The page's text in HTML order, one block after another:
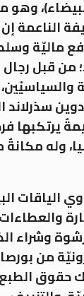
الناعمة
ماليّة
من قبل
“جريمةٌ
وله
الياقات
وشراء
من
حقوق